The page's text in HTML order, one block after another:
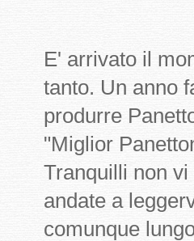
E' arrivato il
tanto. Un anno
produrre
"Miglior
Tranquilli non
andate a
comunque